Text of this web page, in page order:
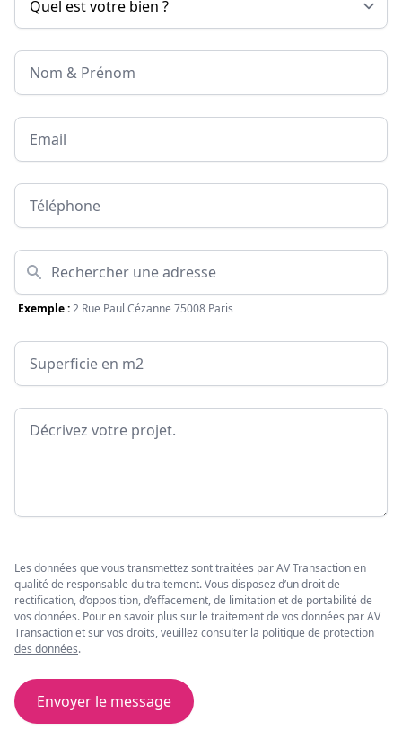
Nom & Prénom
Email
Téléphone
Adresse
Exemple :2 Rue Paul Cézanne 75008 Paris
Surface
Message
Les données que vous transmettez sont traitées par AV Transaction en
qualité de responsable du traitement. Vous disposez d’un droit de
rectification, d’opposition, d’effacement, de limitation et de portabilité de
vos données. Pour en savoir plus sur le traitement de vos données par AV
Transaction et sur vos droits, veuillez consulter la politique de protection
des données.
Envoyer le message